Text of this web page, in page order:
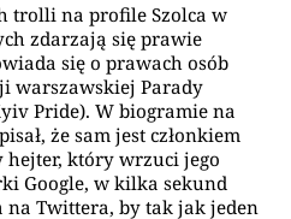
trolli na profile Szolca w
zdarzają się prawie
się o prawach osób
warszawskiej Parady
Pride). W biogramie na
że sam jest członkiem
hejter, który wrzuci jego
Google, w kilka sekund
Twittera, by tak jak jeden